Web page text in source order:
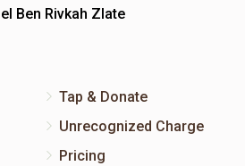
Ben Rivkah Zlate
Tap & Donate
Unrecognized Charge
Pricing